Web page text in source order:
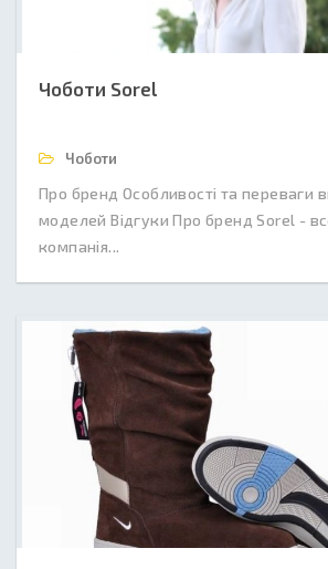
Чоботи Sorel
Чоботи
Про бренд Особливості та переваги
моделей Відгуки Про бренд Sorel -
компанія...